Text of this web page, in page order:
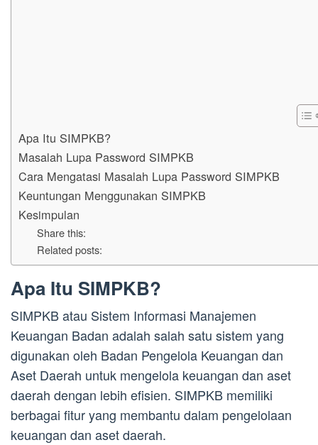
Apa Itu SIMPKB?
Masalah Lupa Password SIMPKB
Cara Mengatasi Masalah Lupa Password SIMPKB
Keuntungan Menggunakan SIMPKB
Kesimpulan
Share this:
Related posts:
Apa Itu SIMPKB?
SIMPKB atau Sistem Informasi Manajemen
Keuangan Badan adalah salah satu sistem yang
digunakan oleh Badan Pengelola Keuangan dan
Aset Daerah untuk mengelola keuangan dan aset
daerah dengan lebih efisien. SIMPKB memiliki
berbagai fitur yang membantu dalam pengelolaan
keuangan dan aset daerah.